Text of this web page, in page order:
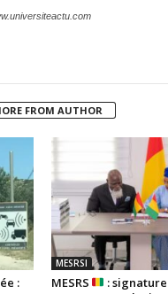
FROM AUTHOR
:
MESRSI
MESRS
: